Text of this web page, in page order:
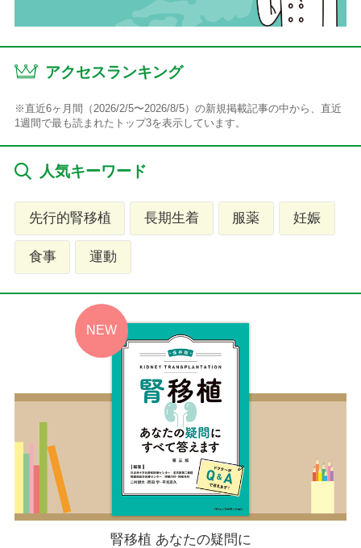
アクセスランキング
※直近6ヶ月間（2026/2/5〜2026/8/5）の新規掲載記事の中から、直近
1週間で最も読まれたトップ3を表示しています。
人気キーワード
先行的腎移植 長期生着 服薬 妊娠
食事 運動
腎移植 あなたの疑問に